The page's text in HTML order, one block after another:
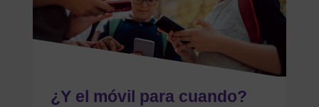
¿Y el móvil para cuando?